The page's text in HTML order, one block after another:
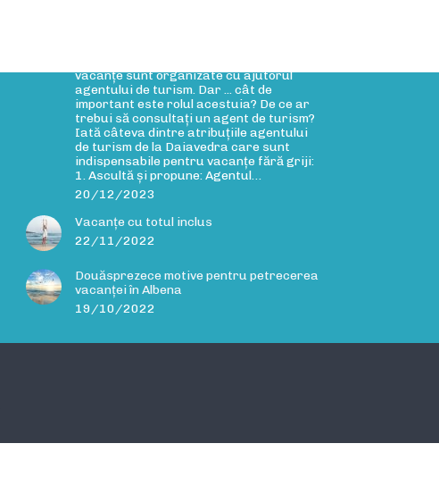
vacanțe sunt organizate cu ajutorul
agentului de turism. Dar ... cât de
important este rolul acestuia? De ce ar
trebui să consultați un agent de turism?
Iată câteva dintre atribuțiile agentului
de turism de la Daiavedra care sunt
indispensabile pentru vacanțe fără griji:
1. Ascultă și propune: Agentul…
20/12/2023
Vacanțe cu totul inclus
22/11/2022
Douăsprezece motive pentru petrecerea
vacanței în Albena
19/10/2022